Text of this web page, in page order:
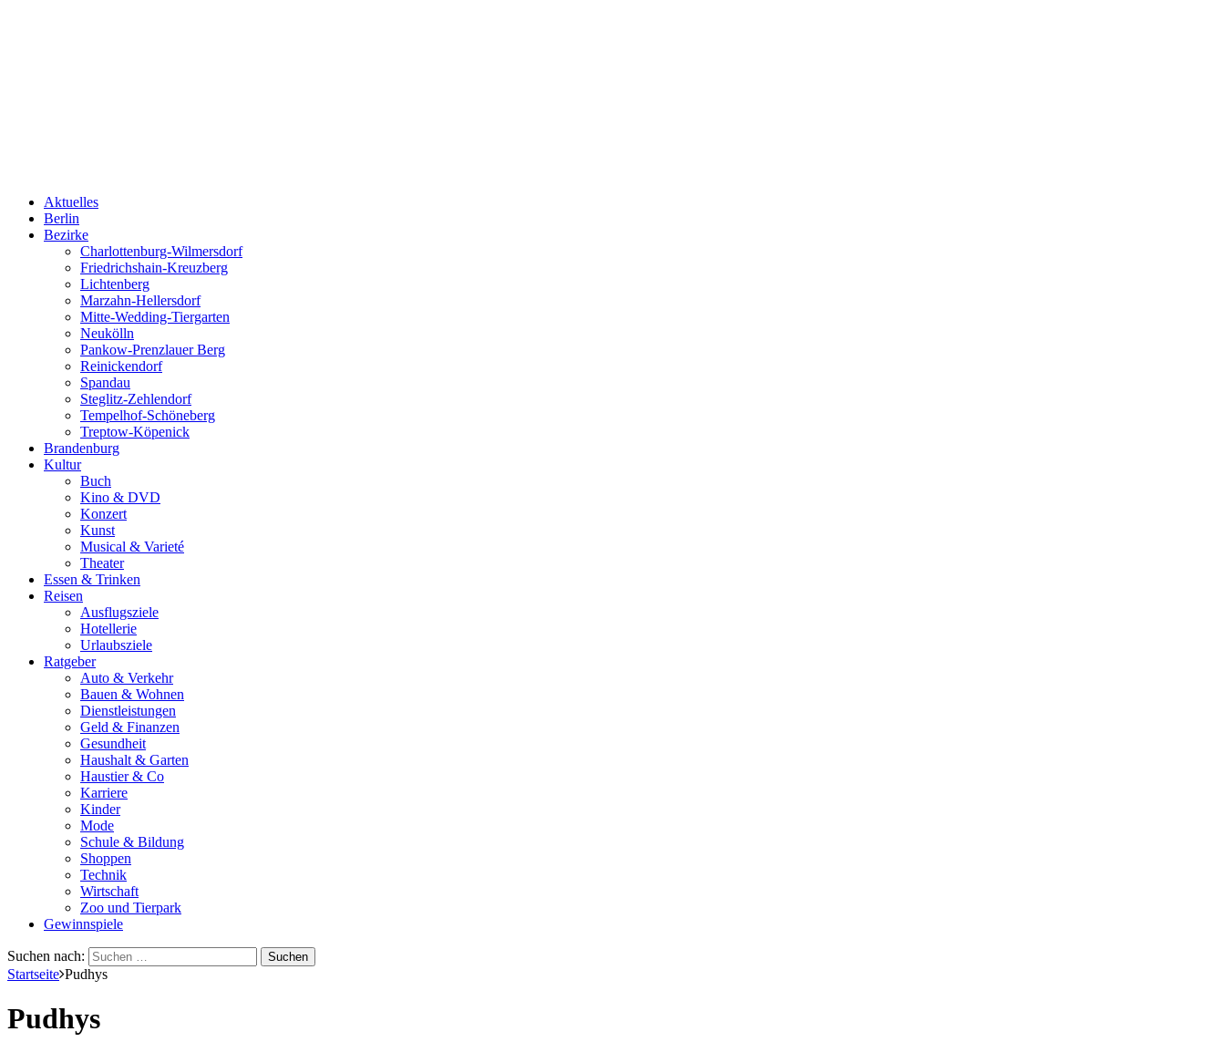
Aktuelles
Berlin
Bezirke
Charlottenburg-Wilmersdorf
Friedrichshain-Kreuzberg
Lichtenberg
Marzahn-Hellersdorf
Mitte-Wedding-Tiergarten
Neukölln
Pankow-Prenzlauer Berg
Reinickendorf
Spandau
Steglitz-Zehlendorf
Tempelhof-Schöneberg
Treptow-Köpenick
Brandenburg
Kultur
Buch
Kino & DVD
Konzert
Kunst
Musical & Varieté
Theater
Essen & Trinken
Reisen
Ausflugsziele
Hotellerie
Urlaubsziele
Ratgeber
Auto & Verkehr
Bauen & Wohnen
Dienstleistungen
Geld & Finanzen
Gesundheit
Haushalt & Garten
Haustier & Co
Karriere
Kinder
Mode
Schule & Bildung
Shoppen
Technik
Wirtschaft
Zoo und Tierpark
Gewinnspiele
Suchen nach:
Startseite Pudhys
Pudhys